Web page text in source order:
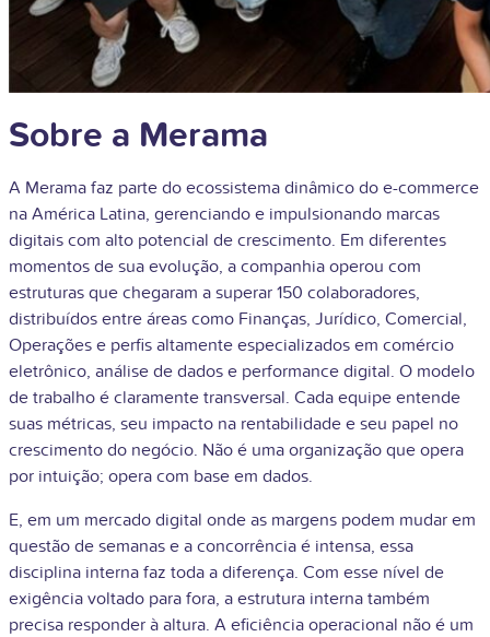
Sobre a Merama
A Merama faz parte do ecossistema dinâmico do e-commerce
na América Latina, gerenciando e impulsionando marcas
digitais com alto potencial de crescimento. Em diferentes
momentos de sua evolução, a companhia operou com
estruturas que chegaram a superar 150 colaboradores,
distribuídos entre áreas como Finanças, Jurídico, Comercial,
Operações e perfis altamente especializados em comércio
eletrônico, análise de dados e performance digital. O modelo
de trabalho é claramente transversal. Cada equipe entende
suas métricas, seu impacto na rentabilidade e seu papel no
crescimento do negócio. Não é uma organização que opera
por intuição; opera com base em dados.
E, em um mercado digital onde as margens podem mudar em
questão de semanas e a concorrência é intensa, essa
disciplina interna faz toda a diferença. Com esse nível de
exigência voltado para fora, a estrutura interna também
precisa responder à altura. A eficiência operacional não é um